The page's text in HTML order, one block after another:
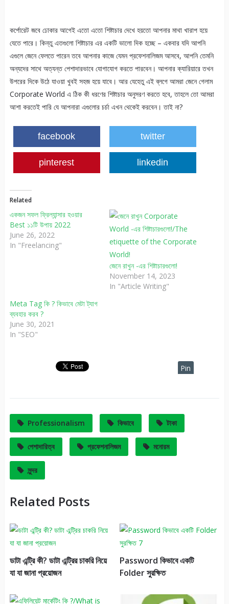
কর্পোরেট জবে ঢোকার আগেই এতো এতো শিষ্টাচার দেখে হয়তো আপনার মাথা খারাপ হয়ে
যেতে পারে। কিন্তু এতগুলো শিষ্টাচার এর একটি ভালো দিক হচ্ছে – একবার যদি আপনি
এগুলে জেনে ফেলতে পারেন তবে আপনার কাজে যেমন প্রফেশনালিজম আসবে, আপনি তেমনি
অন্যদের সাথে অত্যন্ত পেশাদারভাবে যোগাযোগ করতে পারবেন। আপনার ক্যারিয়ারে তখন
উপরের দিকে উঠে যাওয়া খুবই সহজ হয়ে যাবে। আর যেহেতু এই ব্লগে আমরা জেনে গেলাম
Corporate World এ ঠিক কী ধরণের শিষ্টাচার অনুসরণ করতে হবে, তাহলে তো আমরা
আশা করতেই পারি যে আপনারা এগুলোর চর্চা এখন থেকেই করবেন। তাই না?
facebook twitter
pinterest linkedin
Related
একজন সফল ফ্রিল্যান্সার হওয়ার
Best ১১টি উপায় 2022
June 26, 2022
In "Freelancing"
জেনে রাখুন -এর শিষ্টাচারগুলো!
November 14, 2023
In "Article Writing"
Meta Tag কি ? কিভাবে মেটা ট্যাগ
ব্যবহার করব ?
June 30, 2021
In "SEO"
Pin
Professionalism কিভাবে টাকা
পেশাদারিত্ব প্রফেশনালিজম মনোরম
সুন্দর
Related Posts
ডাটা এন্ট্রি কী? ডাটা এন্ট্রির চাকরি নিয়ে
যা যা জানা প্রয়োজন
Password কিভাবে একটি
Folder সুরক্ষিত